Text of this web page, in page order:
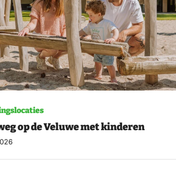
op de Veluwe met kinderen